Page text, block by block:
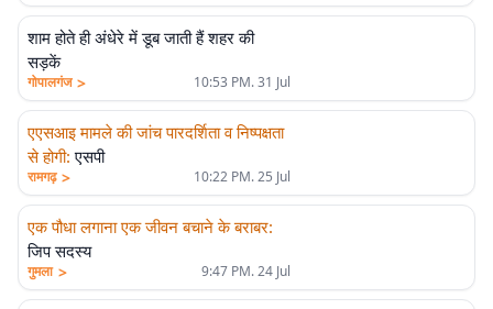
शाम होते ही अंधेरे में डूब जाती हैं शहर की
सड़कें
गोपालगंज > 10:53 PM. 31 Jul
एएसआइ मामले की जांच पारदर्शिता व निष्पक्षता
से होगी: एसपी
रामगढ़ > 10:22 PM. 25 Jul
एक पौधा लगाना एक जीवन बचाने के बराबर:
जिप सदस्य
गुमला > 9:47 PM. 24 Jul